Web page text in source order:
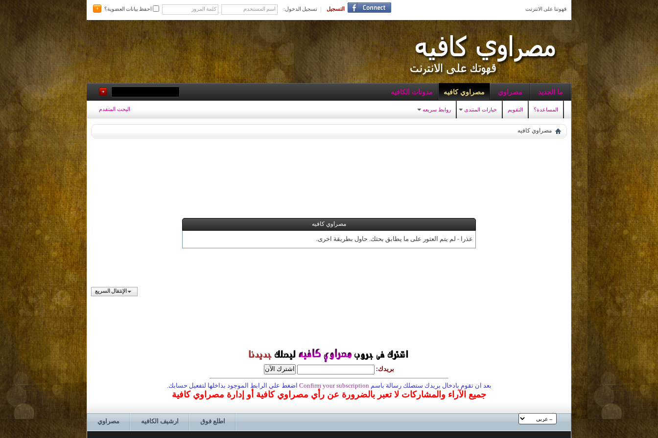
قهوتنا على الانترنت التسجيل تسجيل الدخول: احفظ بيانات العضوية؟
ما الجديد مصراوي مصراوي كافيه
المساعدة؟ التقويم خيارات المنتدى روابط سريعه
مدونات الكافيه
البحث المتقدم
مصراوي كافيه
مصراوي كافيه
عذرا - لم يتم العثور على ما يطابق بحثك. حاول بطريقة اخرى.
الإنتقال السريع
بريدك:
بعد ان تقوم بادخال بريدك ستصلك رسالة باسم Confirm your subscription اضغط علي الرابط الموجود بداخلها لتفعيل حسابك.
جميع الآراء والمشاركات لا تعبر بالضرورة عن رأي مصراوي كافية أو إدارة مصراوي كافية
مصراوي ارشيف الكافيه اطلع فوق